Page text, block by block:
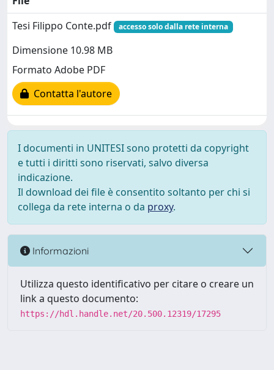
Tesi Filippo Conte.pdf
accesso solo dalla rete interna
Dimensione 10.98 MB
Formato Adobe PDF
Contatta l'autore
I documenti in UNITESI sono protetti da copyright
e tutti i diritti sono riservati, salvo diversa
indicazione.
Il download dei file è consentito soltanto per chi si
collega da rete interna o da proxy.
Informazioni
Utilizza questo identificativo per citare o creare un
link a questo documento:
https://hdl.handle.net/20.500.12319/17295